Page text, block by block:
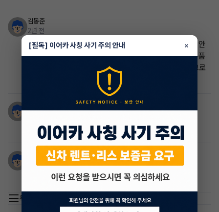
김동준
2년 전
26세 이상 무선납.무보증 현대캐피탈 입니다. 기간 많이 안
남았고 왠만한 옵션 전부 들어있습니다. 기본적인 차량용품
(팔쿠션, 목쿠션, 문짝시트지) 되어있고 썬팅도 레이노 크로
흰색차량에 썬룹 잇습니다~~
2년 전
승계차량은 무심사 차량은 없다고 보시면 됩니다
목록 이동
[필독] 이어카 사칭 사기 주의 안내 ×